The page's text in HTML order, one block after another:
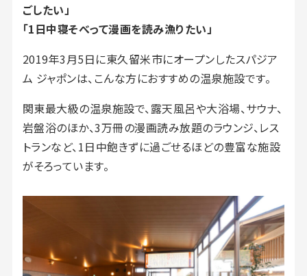
ごしたい」
「1日中寝そべって漫画を読み漁りたい」
2019年3月5日に東久留米市にオープンしたスパジア
ム ジャポンは、こんな方におすすめの温泉施設です。
関東最大級の温泉施設で、露天風呂や大浴場、サウナ、
岩盤浴のほか、3万冊の漫画読み放題のラウンジ、レス
トランなど、1日中飽きずに過ごせるほどの豊富な施設
がそろっています。